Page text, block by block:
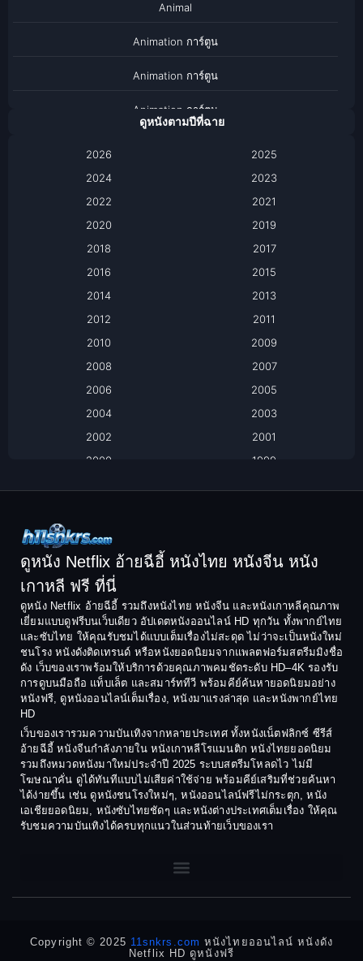
Animal
Animation การ์ตูน
Animation การ์ตูน
Animation การ์ตูน
Based on a True Story เรื่องจริง
Based on a True Story เรื่องจริง
Comedy ตลก
Coming-of-age ชีวิตวัยรุ่น
Crime อาชญากรรม
Crime อาชญากรรม
Culture
Dance เต้น
Dark Comedy ตลกร้าย
DC
Detective
ดูหนังตามปีที่ฉาย
2026
2025
2024
2023
2022
2021
2020
2019
2018
2017
2016
2015
2014
2013
2012
2011
2010
2009
2008
2007
2006
2005
2004
2003
2002
2001
2000
1999
1994
1992
1991
1990
1988
1987
1986
1985
1984
1983
1982
1981
1980
1978
1974
1973
1972
1971
1970
1969
1968
1964
ดูหนัง Netflix อ้ายฉีอี้ หนังไทย หนังจีน หนัง
เกาหลี ฟรี ที่นี่
ดูหนัง Netflix อ้ายฉีอี้ รวมถึงหนังไทย หนังจีน และหนังเกาหลีคุณภาพ
เยี่ยมแบบดูฟรีบนเว็บเดียว อัปเดตหนังออนไลน์ HD ทุกวัน ทั้งพากย์ไทย
และซับไทย ให้คุณรับชมได้แบบเต็มเรื่องไม่สะดุด ไม่ว่าจะเป็นหนังใหม่
ชนโรง หนังดังติดเทรนด์ หรือหนังยอดนิยมจากแพลตฟอร์มสตรีมมิงชื่อ
ดัง เว็บของเราพร้อมให้บริการด้วยคุณภาพคมชัดระดับ HD–4K รองรับ
การดูบนมือถือ แท็บเล็ต และสมาร์ททีวี พร้อมคีย์ค้นหายอดนิยมอย่าง
หนังฟรี, ดูหนังออนไลน์เต็มเรื่อง, หนังมาแรงล่าสุด และหนังพากย์ไทย
HD
เว็บของเรารวมความบันเทิงจากหลายประเทศ ทั้งหนังเน็ตฟลิกซ์ ซีรีส์
อ้ายฉีอี้ หนังจีนกำลังภายใน หนังเกาหลีโรแมนติก หนังไทยยอดนิยม
รวมถึงหมวดหนังมาใหม่ประจำปี 2025 ระบบสตรีมโหลดไว ไม่มี
โฆษณาคั่น ดูได้ทันทีแบบไม่เสียค่าใช้จ่าย พร้อมคีย์เสริมที่ช่วยค้นหา
ได้ง่ายขึ้น เช่น ดูหนังชนโรงใหม่ๆ, หนังออนไลน์ฟรีไม่กระตุก, หนัง
เอเชียยอดนิยม, หนังซับไทยชัดๆ และหนังต่างประเทศเต็มเรื่อง ให้คุณ
รับชมความบันเทิงได้ครบทุกแนวในส่วนท้ายเว็บของเรา
Copyright © 2025 11snkrs.com หนังไทยออนไลน์ หนังดัง
Netflix HD ดูหนังฟรี